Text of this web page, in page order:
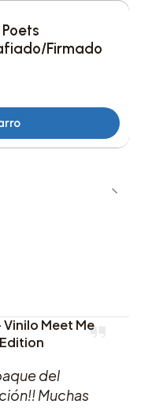
Firmado
Meet Me
del
Muchas